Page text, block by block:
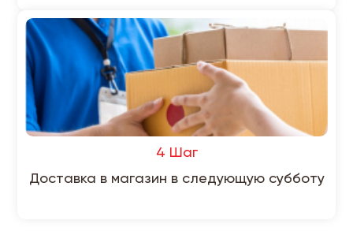
4 Шаг
Доставка в магазин в следующую субботу